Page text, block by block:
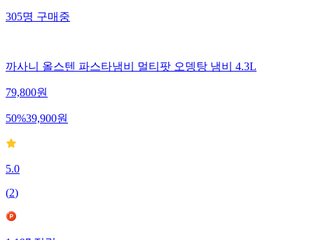
305명구매중
까사니 올스텐 파스타냄비 멀티팟 오뎅탕 냄비 4.3L
79,800원
50%39,900원
5.0
(2)